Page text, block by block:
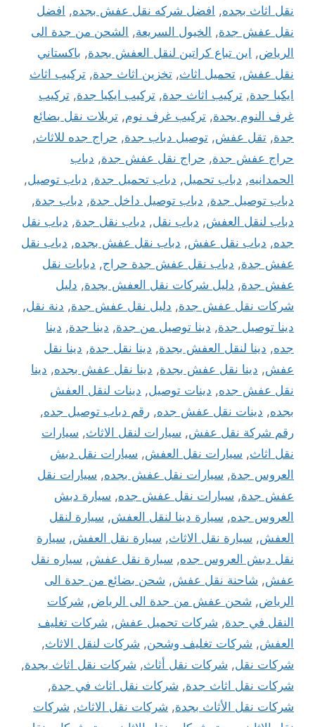
نقل اثاث بجده, افضل شركه نقل عفش بجده, افضل
نقل عفش جدة, الخيول السريعة, الشحن من جدة الى
الرياض, اين تباع كراتين لنقل العفش بجدة, باكستاني
نقل عفش, تحميل اثاث, تخزين اثاث جدة, تركيب اثاث
ايكيا جدة, تركيب اثاث جدة, تركيب ايكيا جدة, تركيب
غرف النوم بجدة, تركيب غرف نوم, تريلات نقل بضائع
جدة, تقل عفش, توصيل دباب جدة, حراج جده للاثاث,
حراج عفش جدة, حراج نقل عفش جدة, دباب
الحمدانيه, دباب تحميل, دباب تحميل جدة, دباب توصيل,
دباب توصيل جدة, دباب توصيل داخل جدة, دباب جدة,
دباب لنقل العفش, دباب نقل, دباب نقل جدة, دباب نقل
جده, دباب نقل عفش, دباب نقل عفش بجده, دباب نقل
عفش جدة, دباب نقل عفش جدة حراج, دبابات نقل
عفش جدة, دليل شركات نقل العفش بجدة, دليل
شركات نقل عفش جدة, دليل نقل عفش جدة, دنة نقل,
دينا توصيل جدة, دينا توصيل من جدة, دينا جدة, دينا
جده, دينا لنقل العفش بجدة, دينا نقل جدة, دينا نقل
عفش, دينا نقل عفش بجدة, دينا نقل عفش بجده, دينا
نقل عفش جده, دينات توصيل, دينات لنقل العفش
بجده, دينات نقل عفش جده, رقم دباب توصيل جده,
رقم شركة نقل عفش, سيارات لنقل الاثاث, سيارات
نقل اثاث, سيارات نقل العفش, سيارات نقل دبش
العروس جدة, سيارات نقل عفش بجده, سيارات نقل
عفش جدة, سيارات نقل عفش جده, سيارة دبش
العروس جده, سيارة دينا لنقل العفش, سيارة لنقل
العفش, سيارة نقل الاثاث, سيارة نقل العفش, سيارة
نقل دبش العروس جده, سيارة نقل عفش, سياره نقل
عفش, شاحنة نقل عفش, شحن بضائع من جدة الى
الرياض, شحن عفش من جدة الى الرياض, شركات
النقل في جدة, شركات تحميل عفش, شركات تغليف
العفش, شركات تغليف وشحن, شركات لنقل الاثاث,
شركات نقل, شركات نقل أثاث, شركات نقل اثاث بجدة,
شركات نقل اثاث جدة, شركات نقل اثاث في جدة,
شركات نقل الأثاث بجدة, شركات نقل الاثاث, شركات